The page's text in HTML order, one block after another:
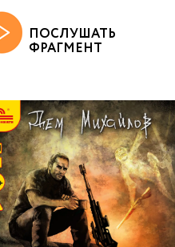
ПОСЛУШАТЬ
ФРАГМЕНТ